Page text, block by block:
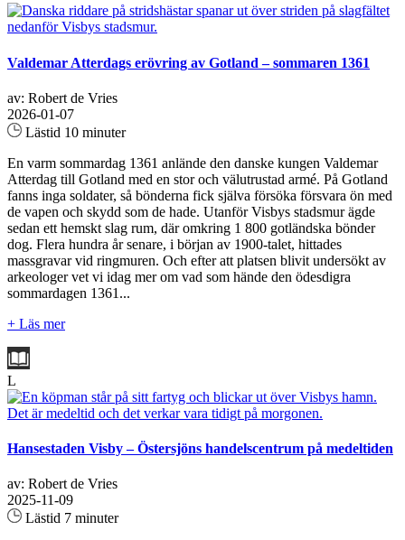
Valdemar Atterdags erövring av Gotland – sommaren 1361
av: Robert de Vries
2026-01-07
Lästid 10 minuter
En varm sommardag 1361 anlände den danske kungen Valdemar
Atterdag till Gotland med en stor och välutrustad armé. På Gotland
fanns inga soldater, så bönderna fick själva försöka försvara ön med
de vapen och skydd som de hade. Utanför Visbys stadsmur ägde
sedan ett hemskt slag rum, där omkring 1 800 gotländska bönder
dog. Flera hundra år senare, i början av 1900-talet, hittades
massgravar vid ringmuren. Och efter att platsen blivit undersökt av
arkeologer vet vi idag mer om vad som hände den ödesdigra
sommardagen 1361...
+ Läs mer
L
Hansestaden Visby – Östersjöns handelscentrum på medeltiden
av: Robert de Vries
2025-11-09
Lästid 7 minuter